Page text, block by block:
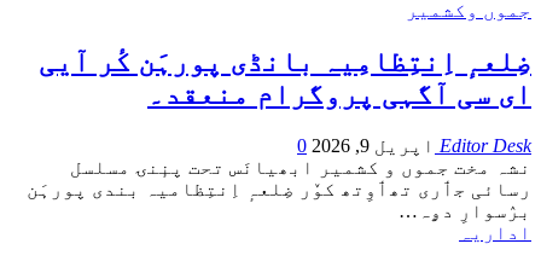
جموں وکشمیر
ضِلعہٕ اِنتِظامِیہ بانڈی پورہَن کٔر آیی
ای سی آگہی پروگرام منعقد۔
Editor Desk اپریل 9, 2026
0
نشہ مخت جموں و کشمیر ابھیانَس تحت پنٕنۍ مسلسل
رسائی جٲری تھٲوِتھ کوٚر ضِلعہٕ اِنتِظامیہ بندی پورہَن
برٛسوارِ دۄہ …
اداریہ